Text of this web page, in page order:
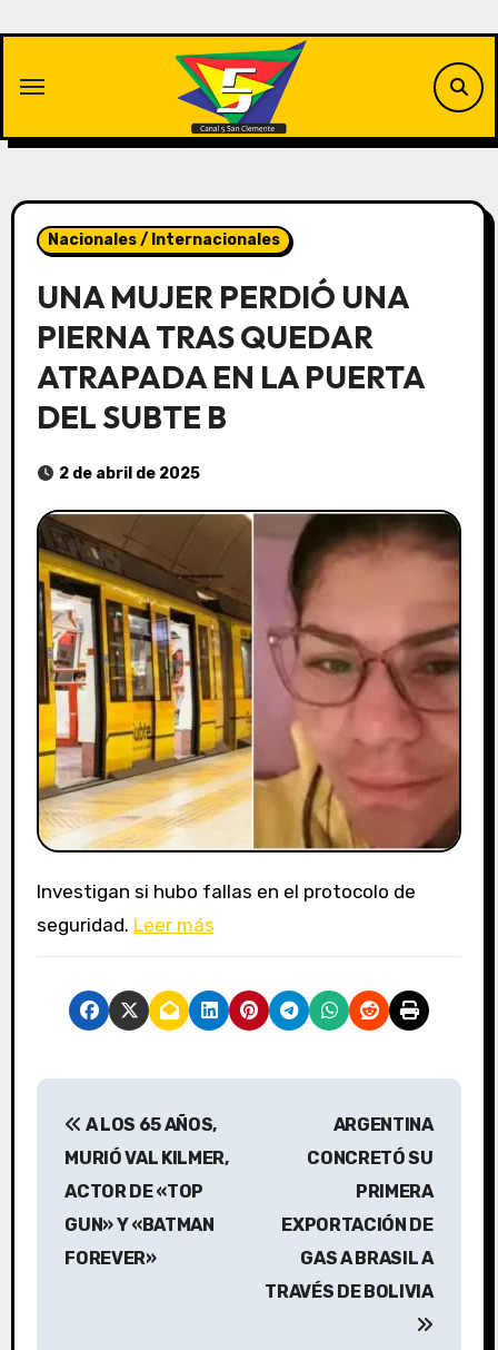
contenido
Nacionales / Internacionales
UNA MUJER PERDIÓ UNA
PIERNA TRAS QUEDAR
ATRAPADA EN LA PUERTA
DEL SUBTE B
2 de abril de 2025
Investigan si hubo fallas en el protocolo de
seguridad. Leer más
N
A LOS 65 AÑOS,
MURIÓ VAL KILMER,
ACTOR DE «TOP
GUN» Y «BATMAN
FOREVER»
ARGENTINA
CONCRETÓ SU
PRIMERA
EXPORTACIÓN DE
GAS A BRASIL A
TRAVÉS DE BOLIVIA